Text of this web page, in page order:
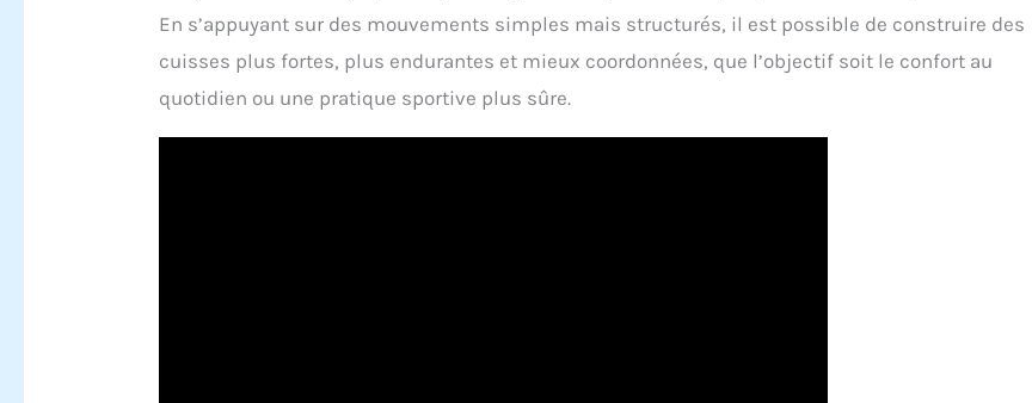
En s’appuyant sur des mouvements simples mais structurés, il est possible de construire des
cuisses plus fortes, plus endurantes et mieux coordonnées, que l’objectif soit le confort au
quotidien ou une pratique sportive plus sûre.